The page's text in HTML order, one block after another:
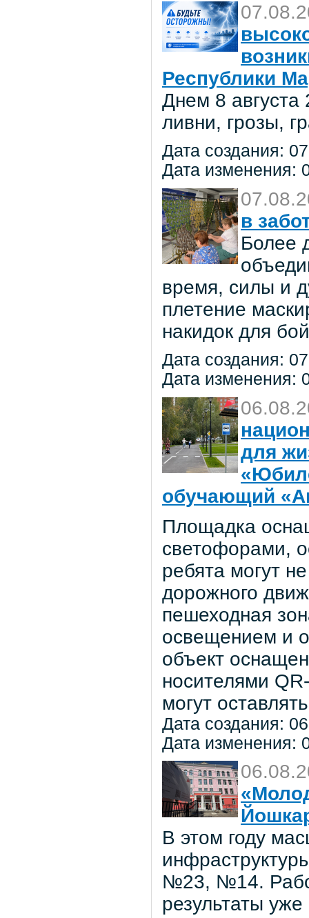
Республики
Днем 8
ливни, грозы,
Дата создания:
Дата изменения:
в
Более
время, силы и
плетение
накидок для
Дата создания:
Дата изменения:
для
обучающий
Площадка
светофорами,
ребята могут
дорожного
пешеходная
освещением и
объект
носителями
могут
Дата создания:
Дата изменения:
В этом году
№23, №14.
результаты